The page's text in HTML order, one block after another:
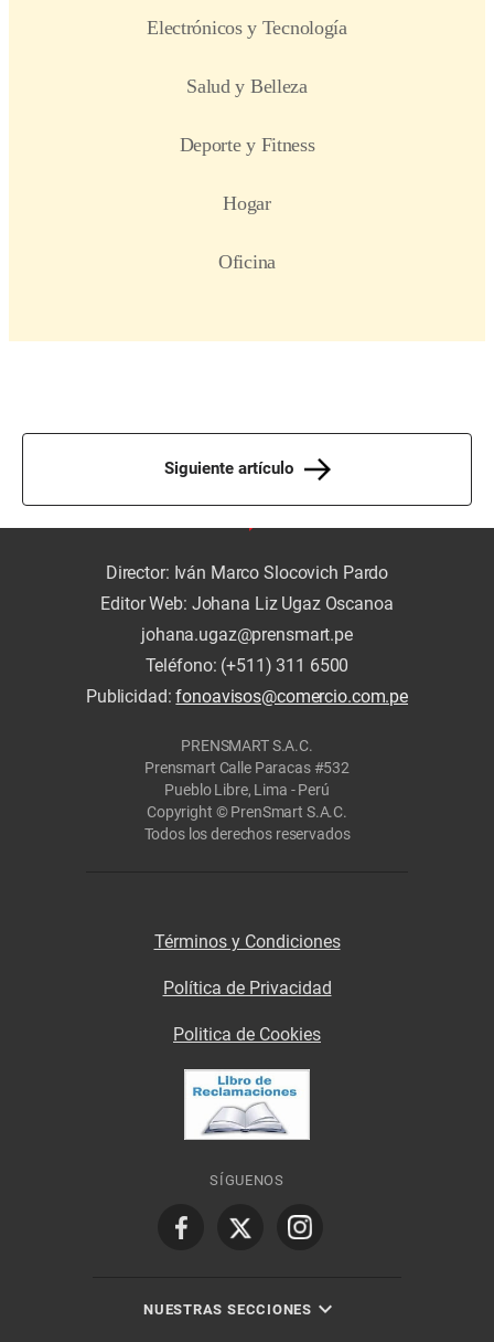
Siguiente artículo
Director: Iván Marco Slocovich Pardo
Editor Web: Johana Liz Ugaz Oscanoa
johana.ugaz@prensmart.pe
Teléfono: (+511) 311 6500
Publicidad:fonoavisos@comercio.com.pe
PRENSMART S.A.C.
Prensmart Calle Paracas #532
Pueblo Libre, Lima - Perú
Copyright © PrenSmart S.A.C.
Todos los derechos reservados
Términos y Condiciones
Política de Privacidad
Politica de Cookies
SÍGUENOS
NUESTRAS SECCIONES